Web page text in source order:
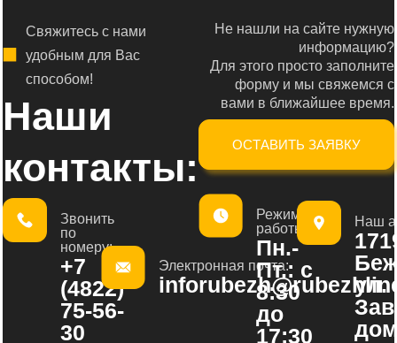
Свяжитесь с нами
удобным для Вас
способом!
Наши
контакты:
Не нашли на сайте нужную
информацию?
Для этого просто заполните
форму и мы свяжемся с
вами в ближайшее время.
ОСТАВИТЬ ЗАЯВКУ
Звонить
по
номеру:
+7
(4822)
75-56-
30
Электронная почта:
Режим
работы:
Пн.-
Пт.: с
8:30
до
17:30
Наш
ул.